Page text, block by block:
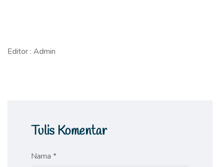
Editor : Admin
Tulis Komentar
Nama *